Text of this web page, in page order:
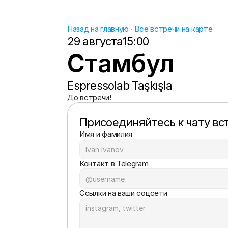
Назад на главную · Все встречи на карте
29 августа15:00
Стамбул
Espressolab Taşkışla
До встречи!
Присоединяйтесь к чату
Имя и фамилия
Контакт в Telegram
Ссылки на ваши соцсети